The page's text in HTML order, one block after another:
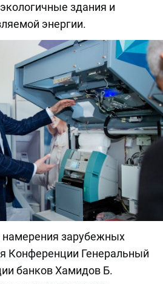
здания и
энергии.
зарубежных
Конференции Генеральный
банков Хамидов Б.